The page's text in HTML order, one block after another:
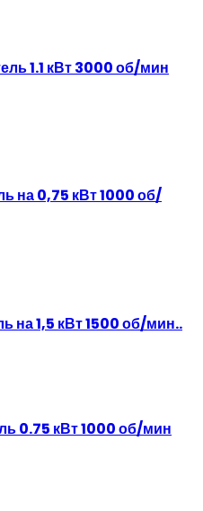
1.1 кВт 3000 об/мин
на 0,75 кВт 1000 об/
на 1,5 кВт 1500 об/мин..
0.75 кВт 1000 об/мин